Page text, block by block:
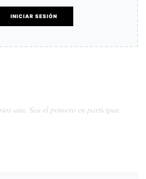
INICIAR SESIÓN
aún. Sea el primero en participar.